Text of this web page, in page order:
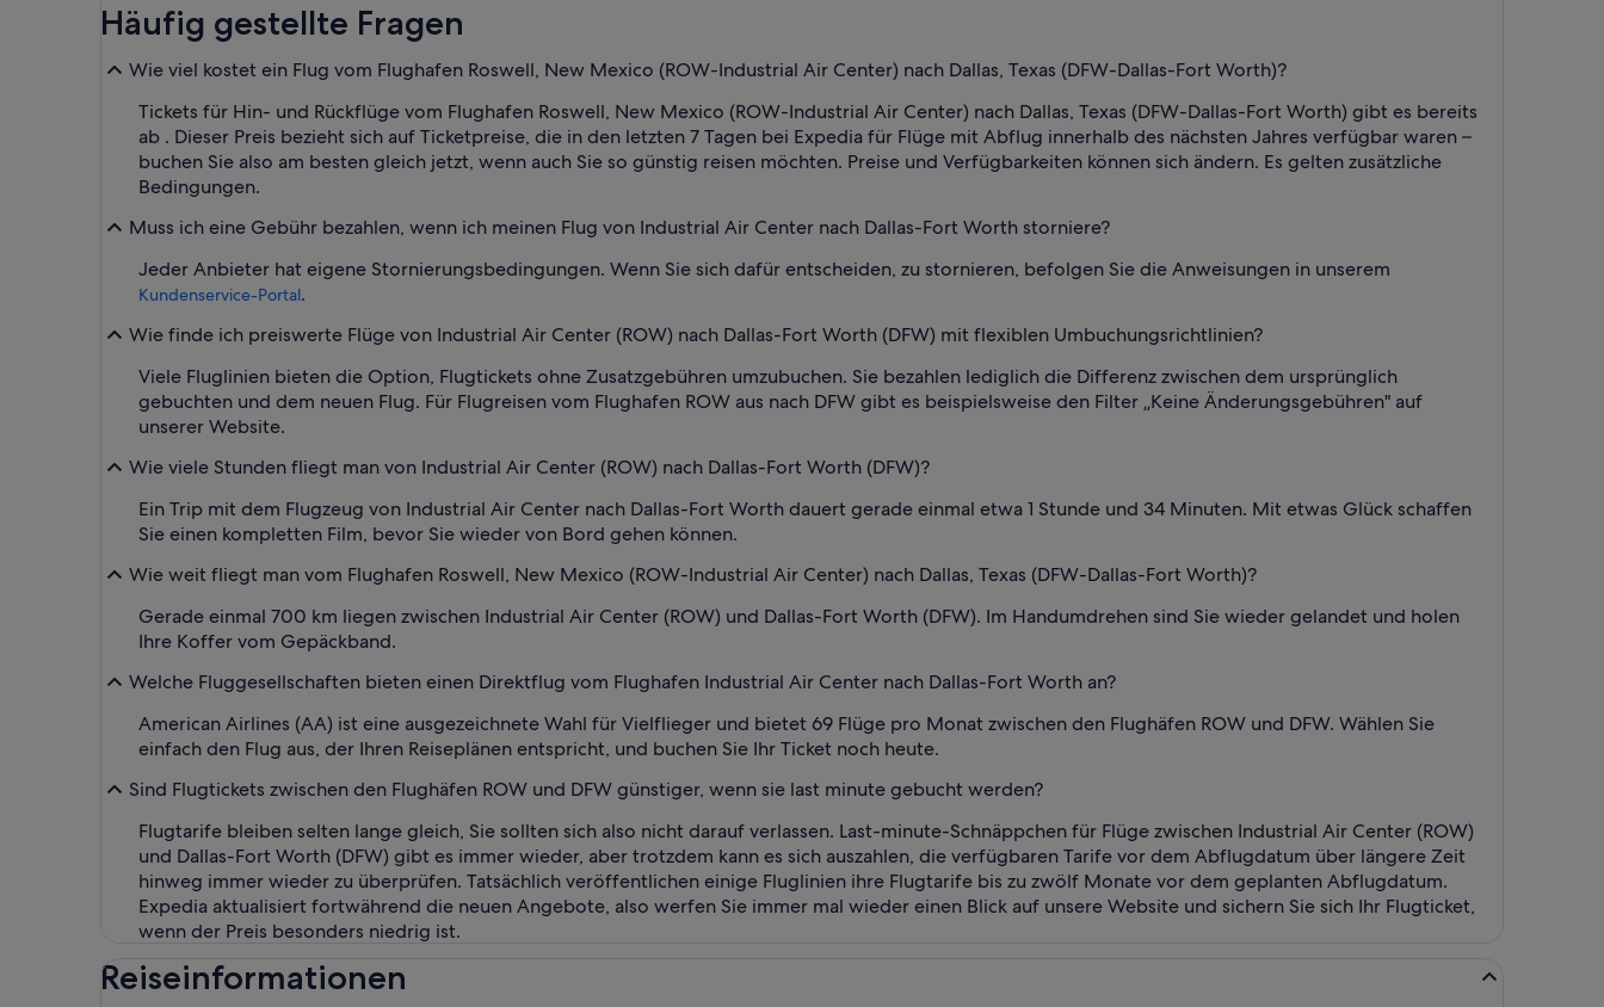
Häufig gestellte Fragen
Wie viel kostet ein Flug vom Flughafen Roswell, New Mexico (ROW-Industrial Air Center) nach Dallas, Texas (DFW-Dallas-Fort Worth)?
Tickets für Hin- und Rückflüge vom Flughafen Roswell, New Mexico (ROW-Industrial Air Center) nach Dallas, Texas (DFW-Dallas-Fort Worth) gibt es bereits
ab . Dieser Preis bezieht sich auf Ticketpreise, die in den letzten 7 Tagen bei Expedia für Flüge mit Abflug innerhalb des nächsten Jahres verfügbar waren –
buchen Sie also am besten gleich jetzt, wenn auch Sie so günstig reisen möchten. Preise und Verfügbarkeiten können sich ändern. Es gelten zusätzliche
Bedingungen.
Muss ich eine Gebühr bezahlen, wenn ich meinen Flug von Industrial Air Center nach Dallas-Fort Worth storniere?
Jeder Anbieter hat eigene Stornierungsbedingungen. Wenn Sie sich dafür entscheiden, zu stornieren, befolgen Sie die Anweisungen in unserem
Kundenservice-Portal.
Wie finde ich preiswerte Flüge von Industrial Air Center (ROW) nach Dallas-Fort Worth (DFW) mit flexiblen Umbuchungsrichtlinien?
Viele Fluglinien bieten die Option, Flugtickets ohne Zusatzgebühren umzubuchen. Sie bezahlen lediglich die Differenz zwischen dem ursprünglich
gebuchten und dem neuen Flug. Für Flugreisen vom Flughafen ROW aus nach DFW gibt es beispielsweise den Filter „Keine Änderungsgebühren" auf
unserer Website.
Wie viele Stunden fliegt man von Industrial Air Center (ROW) nach Dallas-Fort Worth (DFW)?
Ein Trip mit dem Flugzeug von Industrial Air Center nach Dallas-Fort Worth dauert gerade einmal etwa 1 Stunde und 34 Minuten. Mit etwas Glück schaffen
Sie einen kompletten Film, bevor Sie wieder von Bord gehen können.
Wie weit fliegt man vom Flughafen Roswell, New Mexico (ROW-Industrial Air Center) nach Dallas, Texas (DFW-Dallas-Fort Worth)?
Gerade einmal 700 km liegen zwischen Industrial Air Center (ROW) und Dallas-Fort Worth (DFW). Im Handumdrehen sind Sie wieder gelandet und holen
Ihre Koffer vom Gepäckband.
Welche Fluggesellschaften bieten einen Direktflug vom Flughafen Industrial Air Center nach Dallas-Fort Worth an?
American Airlines (AA) ist eine ausgezeichnete Wahl für Vielflieger und bietet 69 Flüge pro Monat zwischen den Flughäfen ROW und DFW. Wählen Sie
einfach den Flug aus, der Ihren Reiseplänen entspricht, und buchen Sie Ihr Ticket noch heute.
Sind Flugtickets zwischen den Flughäfen ROW und DFW günstiger, wenn sie last minute gebucht werden?
Flugtarife bleiben selten lange gleich, Sie sollten sich also nicht darauf verlassen. Last-minute-Schnäppchen für Flüge zwischen Industrial Air Center (ROW)
und Dallas-Fort Worth (DFW) gibt es immer wieder, aber trotzdem kann es sich auszahlen, die verfügbaren Tarife vor dem Abflugdatum über längere Zeit
hinweg immer wieder zu überprüfen. Tatsächlich veröffentlichen einige Fluglinien ihre Flugtarife bis zu zwölf Monate vor dem geplanten Abflugdatum.
Expedia aktualisiert fortwährend die neuen Angebote, also werfen Sie immer mal wieder einen Blick auf unsere Website und sichern Sie sich Ihr Flugticket,
wenn der Preis besonders niedrig ist.
Reiseinformationen